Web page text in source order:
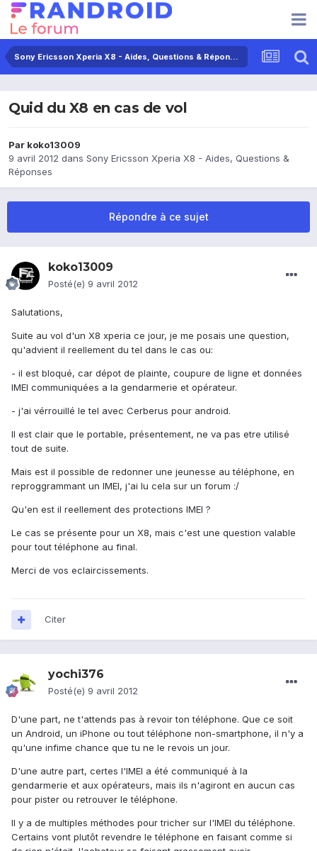
Sony Ericsson Xperia X8 - Aides, Questions & Réponses
Quid du X8 en cas de vol
Par koko13009
9 avril 2012 dans Sony Ericsson Xperia X8 - Aides, Questions &
Réponses
Répondre à ce sujet
koko13009
Posté(e) 9 avril 2012
Salutations,
Suite au vol d'un X8 xperia ce jour, je me posais une question,
qu'advient il reellement du tel dans le cas ou:
- il est bloqué, car dépot de plainte, coupure de ligne et données
IMEI communiquées a la gendarmerie et opérateur.
- j'ai vérrouillé le tel avec Cerberus pour android.
Il est clair que le portable, présentement, ne va pas etre utilisé
tout de suite.
Mais est il possible de redonner une jeunesse au téléphone, en
reproggrammant un IMEI, j'ai lu cela sur un forum :/
Qu'en est il reellement des protections IMEI ?
Le cas se présente pour un X8, mais c'est une question valable
pour tout téléphone au final.
Merci de vos eclaircissements.
Citer
yochi376
Posté(e) 9 avril 2012
D'une part, ne t'attends pas à revoir ton téléphone. Que ce soit
un Android, un iPhone ou tout téléphone non-smartphone, il n'y a
qu'une infime chance que tu ne le revois un jour.
D'une autre part, certes l'IMEI a été communiqué à la
gendarmerie et aux opérateurs, mais ils n'agiront en aucun cas
pour pister ou retrouver le téléphone.
Il y a de multiples méthodes pour tricher sur l'IMEI du téléphone.
Certains vont plutôt revendre le téléphone en faisant comme si